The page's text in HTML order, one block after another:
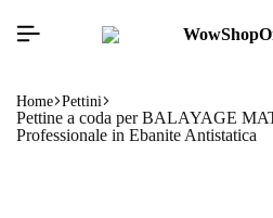
Home Pettini
Pettine a coda per BALAYAGE
Professionale in Ebanite Antistatica